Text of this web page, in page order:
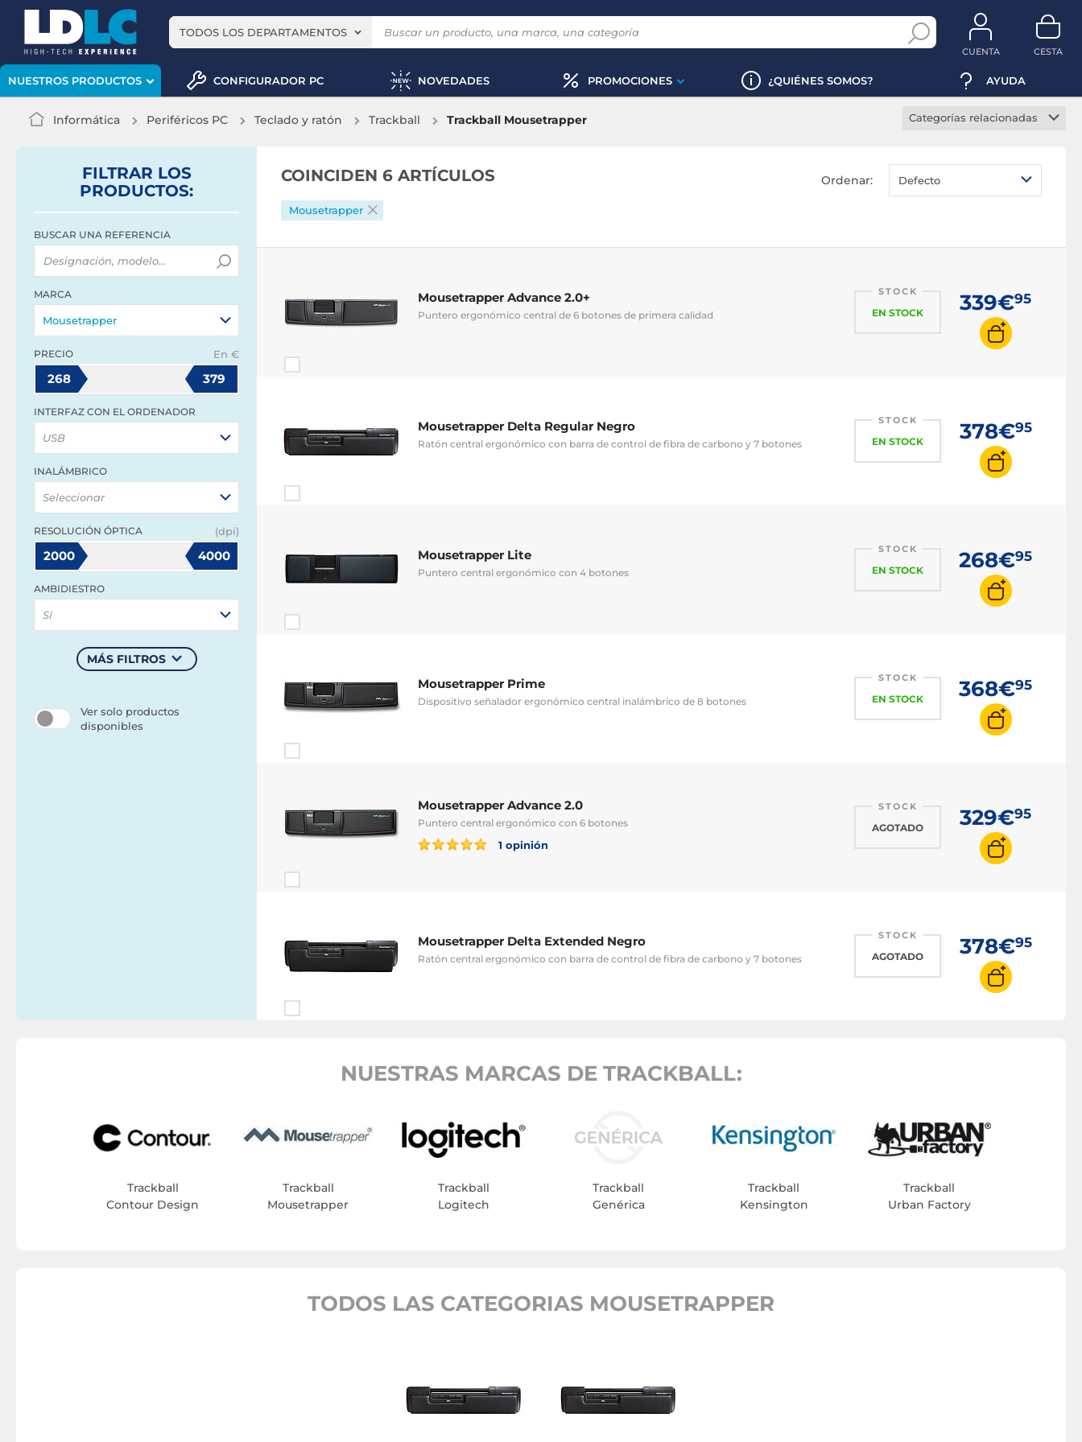
TODOS LOS DEPARTAMENTOS
CUENTA CESTA
NUESTROS PRODUCTOS CONFIGURADOR PC NOVEDADES PROMOCIONES ¿QUIÉNES SOMOS? AYUDA
Informática Periféricos PC Teclado y ratón Trackball Trackball Mousetrapper
Categorías relacionadas
Trackball inalámbrico
Trackball ambidiestro
FILTRAR LOS
PRODUCTOS:
BUSCAR UNA REFERENCIA
MARCA
Mousetrapper
PRECIO En €
268 379
INTERFAZ CON EL ORDENADOR
USB
INALÁMBRICO
Seleccionar
RESOLUCIÓN ÓPTICA (dpi)
2000 4000
AMBIDIESTRO
Sí
MÁS FILTROS
Ver solo productos
disponibles
COINCIDEN 6 ARTÍCULOS Ordenar: Defecto
Mousetrapper
Mousetrapper Advance 2.0+
Puntero ergonómico central de 6 botones de primera calidad
STOCK
EN STOCK 339€95
Mousetrapper Delta Regular Negro
Ratón central ergonómico con barra de control de fibra de carbono y 7 botones
STOCK
EN STOCK 378€95
Mousetrapper Lite
Puntero central ergonómico con 4 botones
STOCK
EN STOCK 268€95
Mousetrapper Prime
Dispositivo señalador ergonómico central inalámbrico de 8 botones
STOCK
EN STOCK 368€95
Mousetrapper Advance 2.0
Puntero central ergonómico con 6 botones
1 opinión
STOCK
AGOTADO 329€95
Mousetrapper Delta Extended Negro
Ratón central ergonómico con barra de control de fibra de carbono y 7 botones
STOCK
AGOTADO 378€95
NUESTRAS MARCAS DE TRACKBALL:
Trackball
Contour Design
Trackball
Mousetrapper
Trackball
Logitech
Trackball
Genérica
Trackball
Kensington
Trackball
Urban Factory
TODOS LAS CATEGORIAS MOUSETRAPPER